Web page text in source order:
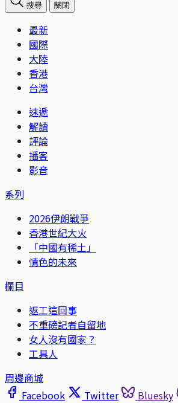
搜尋 關閉
最新
國際
大陸
香港
台灣
速遞
解讀
評論
播客
影音
系列
2026伊朗戰爭
香港世紀大火
「中國有稀土」
情色的未來
欄目
返工這回事
不重磅記者自留地
女人沒有國家？
工具人
周邊商城
Facebook
Twitter Bluesky